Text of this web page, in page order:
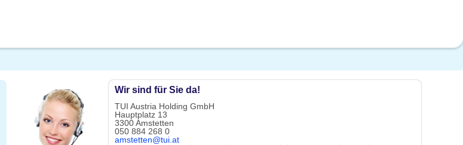
Wir sind für Sie da!
TUI Austria Holding GmbH
Hauptplatz 13
3300 Amstetten
050 884 268 0
amstetten@tui.at